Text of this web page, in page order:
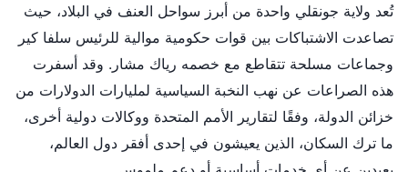
تُعد ولاية جونقلي واحدة من أبرز سواحل العنف في البلاد، حيث
تصاعدت الاشتباكات بين قوات حكومية موالية للرئيس سلفا كير
وجماعات مسلحة تتقاطع مع خصمه رياك مشار. وقد أسفرت
هذه الصراعات عن نهب النخبة السياسية لمليارات الدولارات من
خزائن الدولة، وفقًا لتقارير الأمم المتحدة ووكالات دولية أخرى،
ما ترك السكان، الذين يعيشون في إحدى أفقر دول العالم،